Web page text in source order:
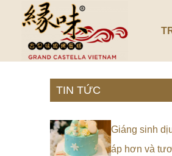
TIN TỨC
Giáng sinh
áp hơn và